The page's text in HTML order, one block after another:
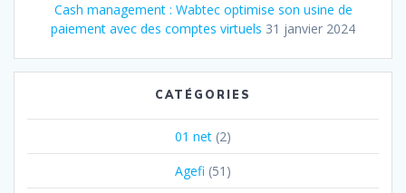
Cash management : Wabtec optimise son usine de
paiement avec des comptes virtuels 31 janvier 2024
CATÉGORIES
01 net (2)
Agefi (51)